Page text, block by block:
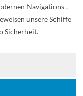
Navigations-,
unsere Schiffe
Sicherheit.